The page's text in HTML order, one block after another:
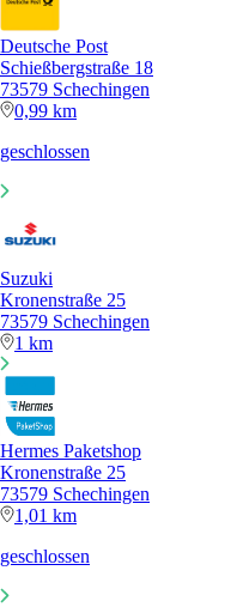
Deutsche Post
Schießbergstraße 18
73579 Schechingen
0,99 km
geschlossen
Suzuki
Kronenstraße 25
73579 Schechingen
1 km
Hermes Paketshop
Kronenstraße 25
73579 Schechingen
1,01 km
geschlossen